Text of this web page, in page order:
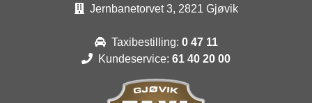
Jernbanetorvet 3, 2821 Gjøvik
Taxibestilling: 0 47 11
Kundeservice: 61 40 20 00